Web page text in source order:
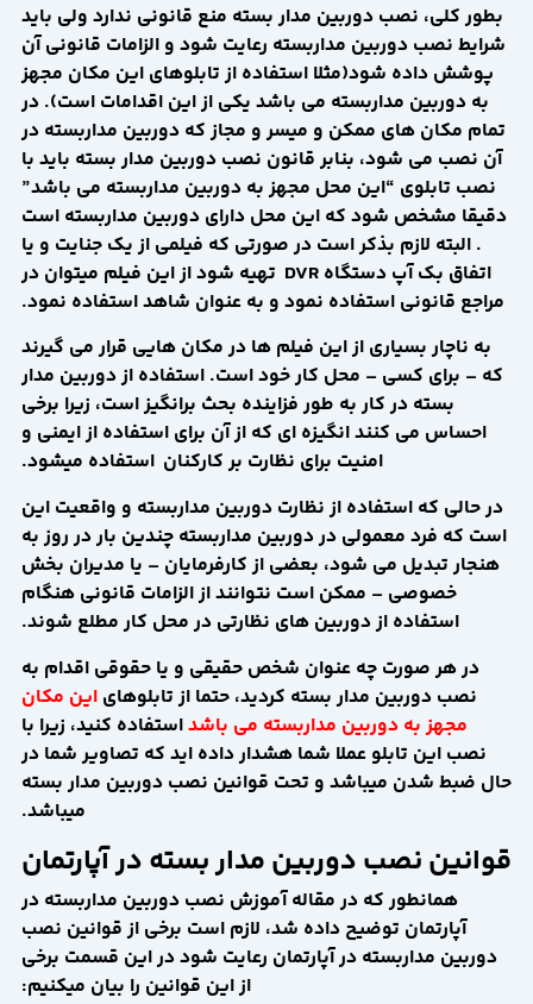
بطور کلی، نصب دوربین مدار بسته منع قانونی ندارد ولی باید
شرایط نصب دوربین مداربسته رعایت شود و الزامات قانونی آن
پوشش داده شود(مثلا استفاده از تابلوهای این مکان مجهز
به دوربین مداربسته می باشد یکی از این اقدامات است). در
تمام مکان های ممکن و میسر و مجاز که دوربین مداربسته در
آن نصب می شود، بنابر قانون نصب دوربین مدار بسته باید با
نصب تابلوی “این محل مجهز به دوربین مداربسته می باشد”
دقیقا مشخص شود که این محل دارای دوربین مداربسته است
. البته لازم بذکر است در صورتی که فیلمی از یک جنایت و یا
اتفاق بک آپ دستگاهDVR تهیه شود از این فیلم میتوان در
مراجع قانونی استفاده نمود و به عنوان شاهد استفاده نمود.
به ناچار بسیاری از این فیلم ها در مکان هایی قرار می گیرند
که – برای کسی – محل کار خود است. استفاده از دوربین مدار
بسته در کار به طور فزاینده بحث برانگیز است، زیرا برخی
احساس می کنند انگیزه ای که از آن برای استفاده از ایمنی و
امنیت برای نظارت بر کارکنان استفاده میشود.
در حالی که استفاده از نظارت دوربین مداربسته و واقعیت این
است که فرد معمولی در دوربین مداربسته چندین بار در روز به
هنجار تبدیل می شود، بعضی از کارفرمایان – یا مدیران بخش
خصوصی – ممکن است نتوانند از الزامات قانونی هنگام
استفاده از دوربین های نظارتی در محل کار مطلع شوند.
در هر صورت چه عنوان شخص حقیقی و یا حقوقی اقدام به
نصب دوربین مدار بسته کردید، حتما از تابلوهایاین مکان
مجهز به دوربین مداربسته می باشداستفاده کنید، زیرا با
نصب این تابلو عملا شما هشدار داده اید که تصاویر شما در
حال ضبط شدن میباشد و تحت قوانین نصب دوربین مدار بسته
میباشد.
قوانین نصب دوربین مدار بسته در آپارتمان
همانطور که در مقاله آموزش نصب دوربین مداربسته در
آپارتمان توضیح داده شد، لازم است برخی از قوانین نصب
دوربین مداربسته در آپارتمان رعایت شود در این قسمت برخی
از این قوانین را بیان میکنیم: